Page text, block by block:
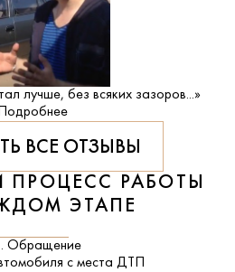
лучше, без всяких зазоров...»
ВСЕ ОТЗЫВЫ
ПРОЦЕСС РАБОТЫ
ЭТАПЕ
Обращение
с места ДТП